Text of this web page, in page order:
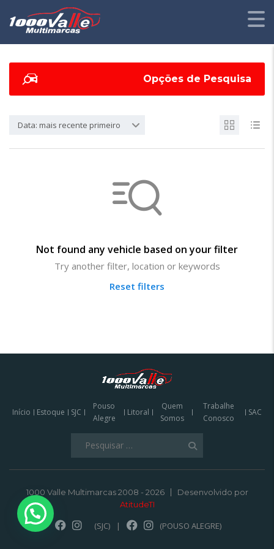
Opções de Pesquisa
Data: mais recente primeiro
Not found any vehicle based on your filter
Try another filter, location or keywords
Reset filters
Início Estoque SJC
Pouso
Alegre
Litoral
Quem
Somos
Trabalhe
Conosco
SAC
1000 Valle Multimarcas 2008 - 2026
Desenvolvido por
AtitudeTI
(SJC) | (POUSO ALEGRE)